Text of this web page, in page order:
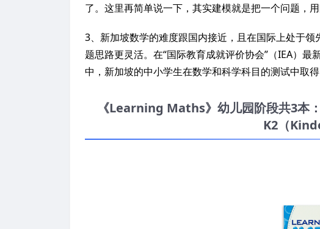
了。这里再简单说一下，其实建模就是把一个问题，
3、新加坡数学的难度跟国内接近，且在国际上处于
题思路更灵活。在“国际教育成就评价协会”（IEA）最
中，新加坡的中小学生在数学和科学科目的测试中取
《Learning Maths》幼儿园阶段共3
K2（